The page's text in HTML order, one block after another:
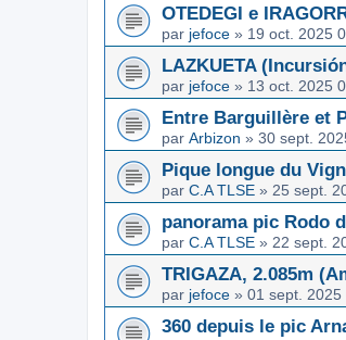
OTEDEGI e
par jefoce » 19 oct. 2025
LAZKUETA
par jefoce » 13 oct. 2025
Entre Barguillère et
par Arbizon » 30 sept.
Pique longue du
par C.A TLSE » 25 sept.
panorama pic Rodo
par C.A TLSE » 22 sept.
TRIGAZA, 2.085m
par jefoce » 01 sept. 2025
360 depuis le pic